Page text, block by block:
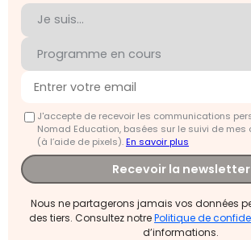
J'accepte de recevoir les communications
Nomad Education, basées sur le suivi de mes
(à l’aide de pixels).En savoir plus
Recevoir la newsletter
Nous ne partagerons jamais vos données
des tiers. Consultez notrePolitique de
d’informations.